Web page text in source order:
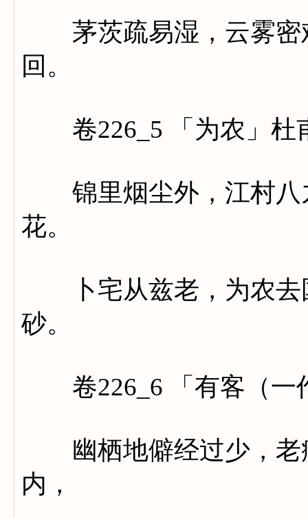
茅茨疏易湿，云雾密
回。
卷226_5 「为农」杜
锦里烟尘外，江村八
花。
卜宅从兹老，为农去
砂。
卷226_6 「有客（一
幽栖地僻经过少，老
内，